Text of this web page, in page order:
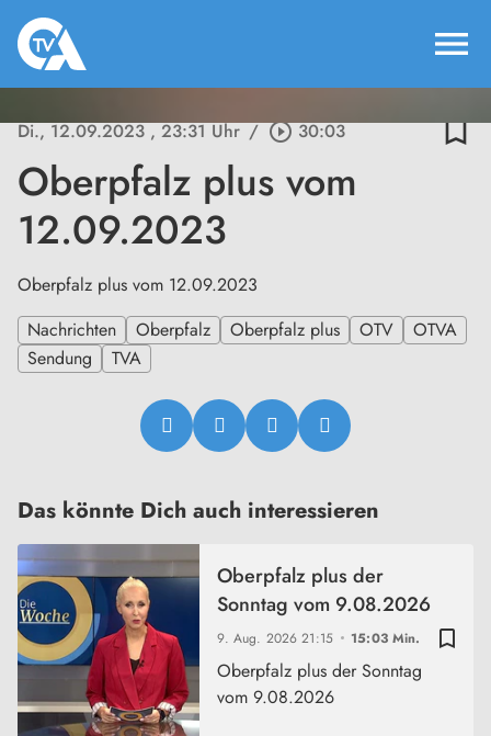
menu
Di., 12.09.2023, 23:31 Uhr / play_circle_outline30:03 bookmark_border
Oberpfalz plus vom
12.09.2023
Oberpfalz plus vom 12.09.2023
Nachrichten
Oberpfalz Oberpfalz plus OTV
OTVA
Sendung
TVA
Das könnte Dich auch interessieren
bookmark_border
9. Aug. 202621:15 15:03 Min.
Oberpfalz plus der
Sonntag vom 9.08.2026
Oberpfalz plus der Sonntag
vom 9.08.2026